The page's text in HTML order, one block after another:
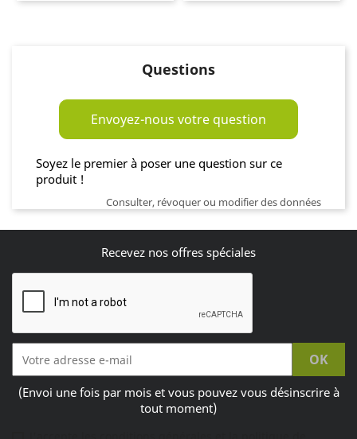
Questions
Envoyez-nous votre question
Soyez le premier à poser une question sur ce
produit !
Consulter, révoquer ou modifier des données
Recevez nos offres spéciales
(Envoi une fois par mois et vous pouvez vous désinscrire à
tout moment)